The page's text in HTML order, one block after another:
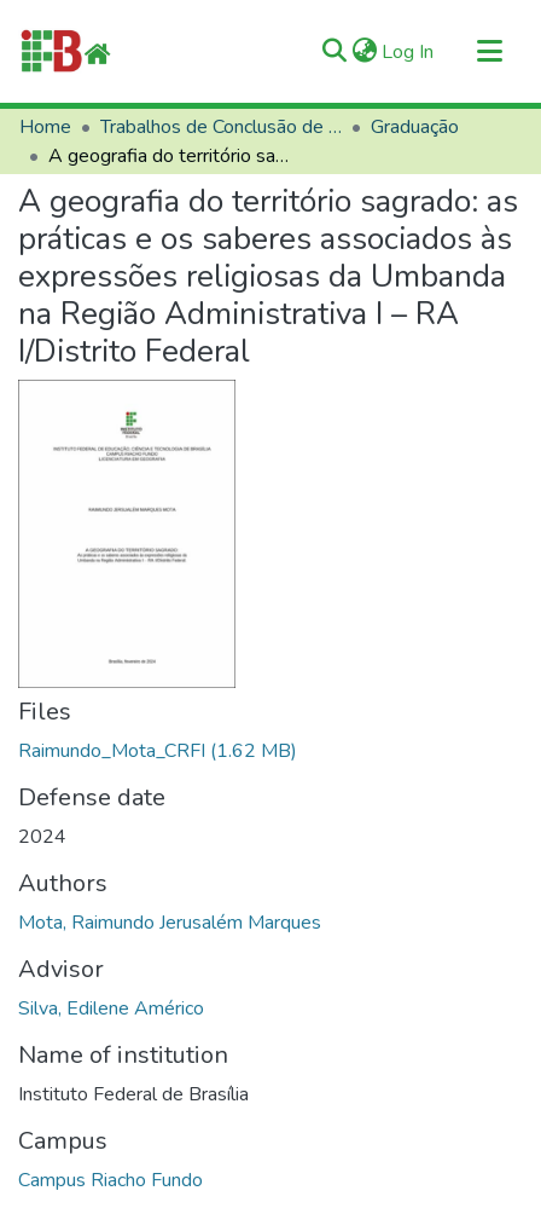
Log In (current)
Communities & Collections
All of RIIFB
Manuals and Terms
Statistics
About RIIFB
Help
Contacts
Home Trabalhos de Conclusão de Curso (TCCs)
Graduação
A geografia do território sagrado: as práticas e os saberes associados às expressões religiosas da Umbanda na Região Administrativa I – RA I/Distrito Federal
A geografia do território sagrado: as
práticas e os saberes associados às
expressões religiosas da Umbanda
na Região Administrativa I – RA
I/Distrito Federal
Files
Raimundo_Mota_CRFI (1.62 MB)
Defense date
2024
Authors
Mota, Raimundo Jerusalém Marques
Advisor
Silva, Edilene Américo
Name of institution
Instituto Federal de Brasília
Campus
Campus Riacho Fundo